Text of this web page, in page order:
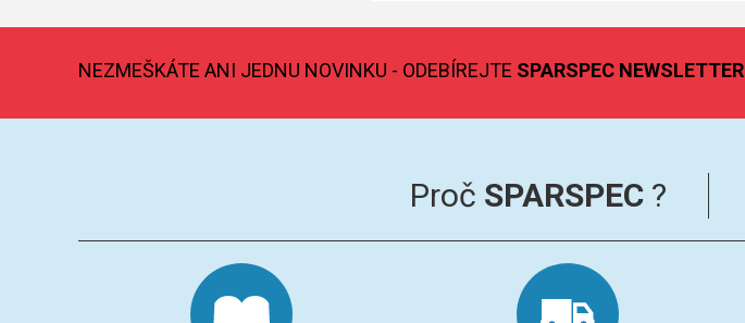
NEZMEŠKÁTE ANI JEDNU NOVINKU - ODEBÍREJTE SPARSPEC NEWSLETTER
Proč SPARSPEC ?